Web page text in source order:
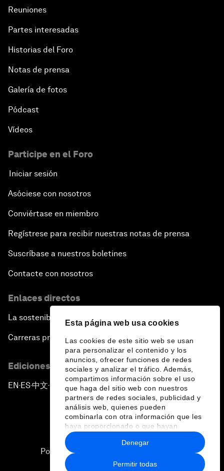
Esta página web usa cookies
Las cookies de este sitio web se usan
para personalizar el contenido y los
anuncios, ofrecer funciones de redes
sociales y analizar el tráfico. Además,
compartimos información sobre el uso
que haga del sitio web con nuestros
partners de redes sociales, publicidad y
análisis web, quienes pueden
combinarla con otra información que les
haya proporcionado o que hayan
recopilado a partir del uso que haya
hecho de sus servicios.
Permitir todas
Denegar
Reuniones
Partes interesadas
Historias del Foro
Notas de prensa
Galería de fotos
Pódcast
Vídeos
Participe en el Foro
Iniciar sesión
Asóciese con nosotros
Conviértase en miembro
Regístrese para recibir nuestras notas de prensa
Suscríbase a nuestros boletines
Contacte con nosotros
Enlaces directos
La sostenibilidad en el Foro
Carreras profesionales
Ediciones en otros idiomas
EN ▪ ES▪中文▪ 日本語
Política de privacidad y normas de uso